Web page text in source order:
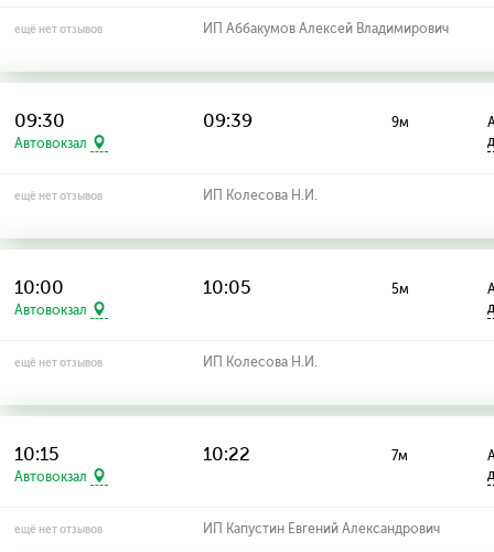
ещё нет отзывов ИП Аббакумов Алексей Владимирович
09:30
Автовокзал
09:39 9м
ещё нет отзывов ИП Колесова Н.И.
10:00
Автовокзал
10:05 5м
ещё нет отзывов ИП Колесова Н.И.
10:15
Автовокзал
10:22 7м
ещё нет отзывов ИП Капустин Евгений Александрович